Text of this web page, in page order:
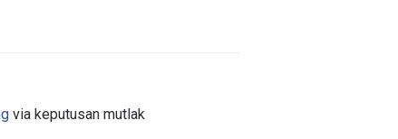
via keputusan mutlak
dari jenis komunikasi ini kapan saja.